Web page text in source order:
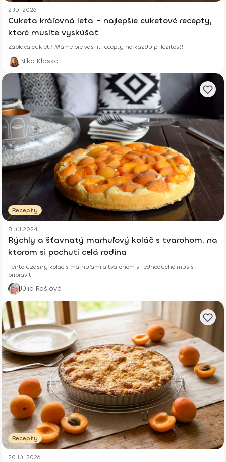
2 Júl 2026
Cuketa kráľovná leta - najlepšie cuketové recepty,
ktoré musíte vyskúšať
Záplava cukiet? Máme pre vás fit recepty na každú príležitosť!
Nika Klasko
Recepty
8 Júl 2024
Rýchly a šťavnatý marhuľový koláč s tvarohom, na
ktorom si pochutí celá rodina
Tento úžasný koláč s marhuľami a tvarohom si jednoducho musíš
pripraviť.
Júlia Rašlová
Recepty
20 Júl 2026